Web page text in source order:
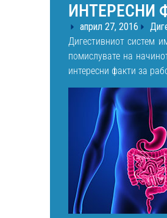
ИНТЕРЕСНИ
април 27, 2016
Дигестивниот систем
помислувате на
интересни факти за